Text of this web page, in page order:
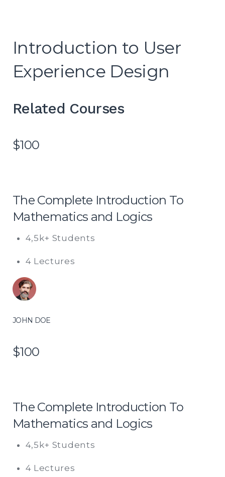
Introduction to User
Experience Design
Related Courses
$100
The Complete Introduction To
Mathematics and Logics
4,5k+ Students
4 Lectures
JOHN DOE
$100
The Complete Introduction To
Mathematics and Logics
4,5k+ Students
4 Lectures